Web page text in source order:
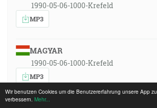
Wir benutzen Cookies um die Benutzererfahrung unsere App zu
verbessern. Mehr...
1990-05-06-1000-Krefeld
MP3
MAGYAR
1990-05-06-1000-Krefeld
MP3